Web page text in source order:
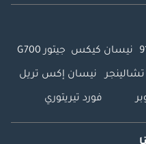
نيسان كيكس جيتور G700
نيسان إكس تريل
فورد تيريتوري